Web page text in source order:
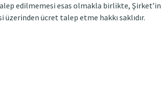
edilmemesi esas olmakla birlikte, Şirket’in
ücret talep etme hakkı saklıdır.